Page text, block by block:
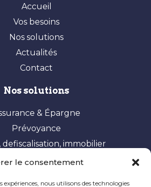
le consentement
expériences, nous utilisons des technologies
Accueil
Vos besoins
Nos solutions
Actualités
Contact
Nos solutions
& Épargne
Prévoyance
defiscalisation, immobilier
Vos besoins